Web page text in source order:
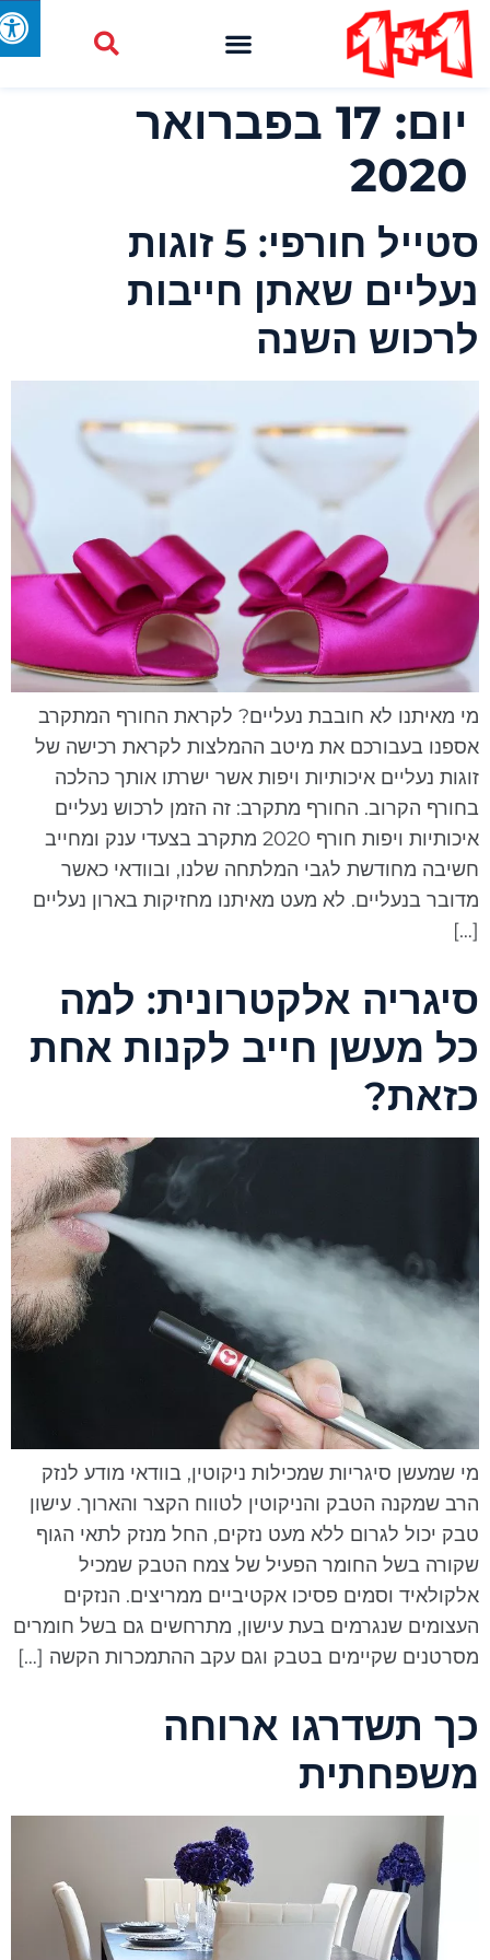
יום:
17 בפברואר
2020
סטייל חורפי: 5 זוגות
שאתן חייבות
השנה
מאיתנו לא חובבת נעליים? לקראת החורף המתקרב
בעבורכם את מיטב ההמלצות לקראת רכישה של
נעליים איכותיות ויפות אשר ישרתו אותך כהלכה
הקרוב. החורף מתקרב: זה הזמן לרכוש נעליים
איכותיות ויפות חורף 2020 מתקרב בצעדי ענק ומחייב
מחודשת לגבי המלתחה שלנו, ובוודאי כאשר
בנעליים. לא מעט מאיתנו מחזיקות בארון נעליים
אלקטרונית: למה
מעשן חייב לקנות אחת
שמעשן סיגריות שמכילות ניקוטין, בוודאי מודע לנזק
שמקנה הטבק והניקוטין לטווח הקצר והארוך. עישון
יכול לגרום ללא מעט נזקים, החל מנזק לתאי הגוף
בשל החומר הפעיל של צמח הטבק שמכיל
וסמים פסיכו אקטיביים ממריצים. הנזקים
שנגרמים בעת עישון, מתרחשים גם בשל חומרים
שקיימים בטבק וגם עקב ההתמכרות הקשה […]
תשדרגו ארוחה